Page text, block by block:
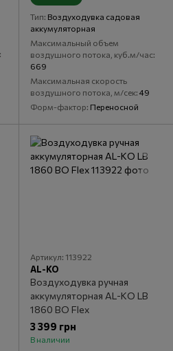
Тип Воздуходувка садовая
аккумуляторная
Максимальный объем
воздушного потока, куб.м/час
669
Максимальная скорость
воздушного потока, м/сек 49
Форм-фактор Переносной
Артикул: 113922
AL-KO
Воздуходувка ручная
аккумуляторная AL-KO LB
1860 BO Flex
3 399 грн
В наличии